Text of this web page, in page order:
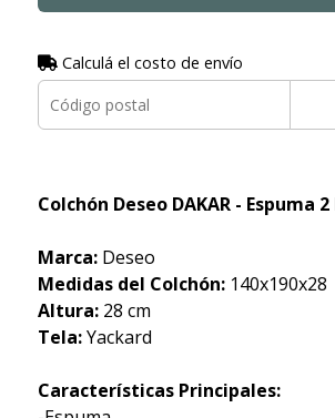
Calculá el costo de envío
Colchón Deseo DAKAR - Espuma
Marca:Deseo
Medidas del Colchón:140x190x28
Altura:28 cm
Tela:Yackard
Características Principales: